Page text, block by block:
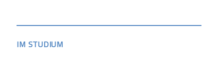
IM STUDIUM